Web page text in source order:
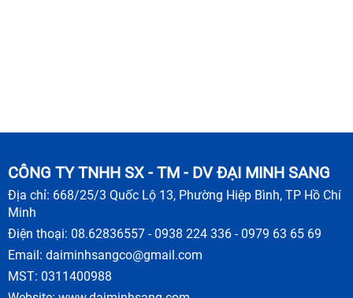
CÔNG TY TNHH SX - TM - DV ĐẠI MINH SANG
Địa chỉ: 668/25/3 Quốc Lộ 13, Phường Hiệp Bình, TP Hồ Chí
Minh
Điện thoại: 08.62836557 - 0938 224 336 - 0979 63 65 69
Email: daiminhsangco@gmail.com
MST: 0311400988